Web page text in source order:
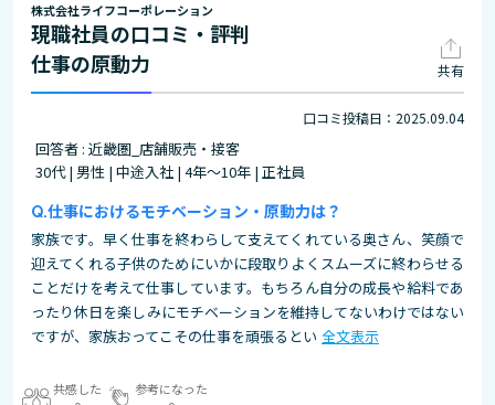
株式会社ライフコーポレーション
現職社員の口コミ・評判
仕事の原動力
共有
口コミ投稿日：2025.09.04
回答者 : 近畿圏_店舗販売・接客
30代 | 男性 | 中途入社 | 4年～10年 | 正社員
仕事におけるモチベーション・原動力は？
家族です。早く仕事を終わらして支えてくれている奥さん、笑顔で
迎えてくれる子供のためにいかに段取りよくスムーズに終わらせる
ことだけを考えて仕事しています。もちろん自分の成長や給料であ
ったり休日を楽しみにモチベーションを維持してないわけではない
ですが、家族おってこその仕事を頑張るとい 全文表示
共感した
参考になった